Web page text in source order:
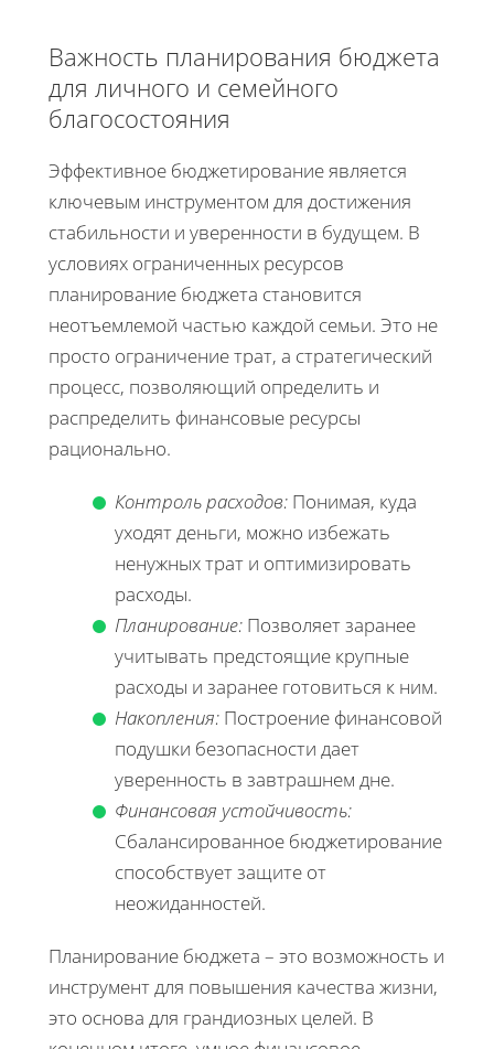
Важность планирования бюджета
для личного и семейного
благосостояния
Эффективное бюджетирование является
ключевым инструментом для достижения
стабильности и уверенности в будущем. В
условиях ограниченных ресурсов
планирование бюджета становится
неотъемлемой частью каждой семьи. Это не
просто ограничение трат, а стратегический
процесс, позволяющий определить и
распределить финансовые ресурсы
рационально.
Контроль расходов: Понимая, куда
уходят деньги, можно избежать
ненужных трат и оптимизировать
расходы.
Планирование: Позволяет заранее
учитывать предстоящие крупные
расходы и заранее готовиться к ним.
Накопления: Построение финансовой
подушки безопасности дает
уверенность в завтрашнем дне.
Финансовая устойчивость:
Сбалансированное бюджетирование
способствует защите от
неожиданностей.
Планирование бюджета – это возможность и
инструмент для повышения качества жизни,
это основа для грандиозных целей. В